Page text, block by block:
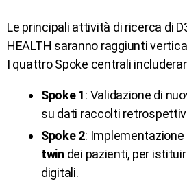
Le principali attività di ricerca di
HEALTH saranno raggiunti
I quattro Spoke centrali
Spoke 1: Validazione di
su dati raccolti
Spoke 2:
twin dei pazienti, per
digitali.